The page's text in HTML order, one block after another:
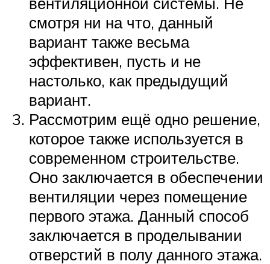
смотря ни на что, данный
вариант также весьма
эффективен, пусть и не
настолько, как предыдущий
вариант.
Рассмотрим ещё одно решение,
которое также используется в
современном строительстве.
Оно заключается в обеспечении
вентиляции через помещение
первого этажа. Данный способ
заключается в проделывании
отверстий в полу данного этажа.